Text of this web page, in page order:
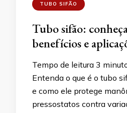
TUBO SIFÃO
Tubo sifão:
benefícios e
Tempo de leitura 3
Entenda o que é o tubo
e como ele protege
pressostatos contra